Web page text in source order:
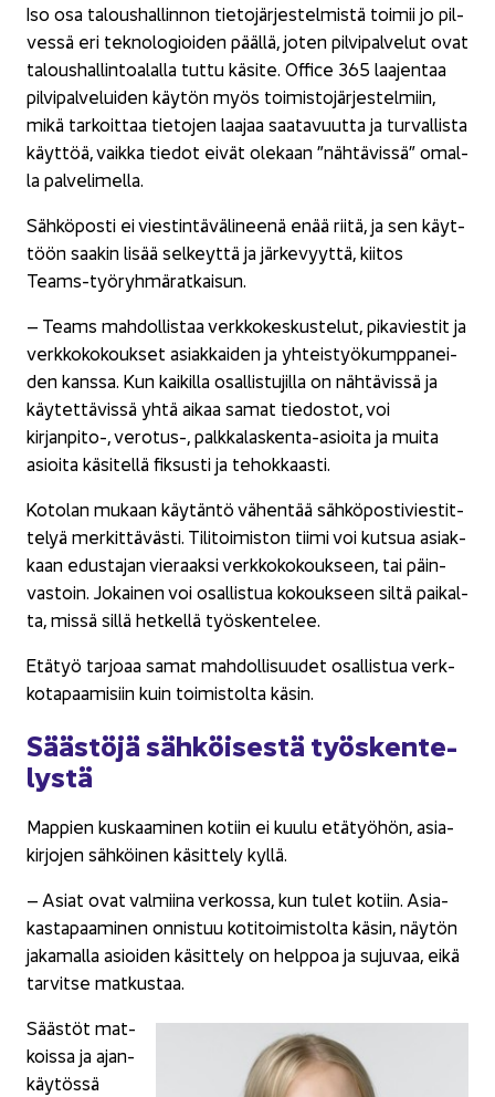
Iso osa ta­lous­hal­lin­non tie­to­jär­jes­tel­mis­tä toi­mii jo pil­
ves­sä eri tek­no­lo­gioi­den pääl­lä, joten pil­vi­pal­ve­lut ovat
ta­lous­hal­lin­toa­lal­la tuttu kä­si­te. Of­fice 365 laa­jen­taa
pil­vi­pal­ve­lui­den käy­tön myös toi­mis­to­jär­jes­tel­miin,
mikä tar­koit­taa tie­to­jen laa­jaa saa­ta­vuut­ta ja tur­val­lis­ta
käyt­töä, vaik­ka tie­dot eivät ole­kaan ”näh­tä­vis­sä” omal­
la pal­ve­li­mel­la.
Säh­kö­pos­ti ei vies­tin­tä­vä­li­nee­nä enää riitä, ja sen käyt­
töön saa­kin lisää sel­keyt­tä ja jär­ke­vyyt­tä, kii­tos
Teams-​työryhmäratkaisun.
– Teams mah­dol­lis­taa verk­ko­kes­kus­te­lut, pi­ka­vies­tit ja
verk­ko­ko­kouk­set asiak­kai­den ja yh­teis­työ­kump­pa­nei­
den kans­sa. Kun kai­kil­la osal­lis­tu­jil­la on näh­tä­vis­sä ja
käy­tet­tä­vis­sä yhtä aikaa samat tie­dos­tot, voi
kirjanpito-​, verotus-​, palkkalaskenta-​asioita ja muita
asioi­ta kä­si­tel­lä fik­sus­ti ja te­hok­kaas­ti.
Ko­to­lan mu­kaan käy­tän­tö vä­hen­tää säh­kö­pos­ti­vies­tit­
te­lyä mer­kit­tä­väs­ti. Ti­li­toi­mis­ton tiimi voi kut­sua asiak­
kaan edus­ta­jan vie­raak­si verk­ko­ko­kouk­seen, tai päin­
vas­toin. ­Jokainen voi osal­lis­tua ko­kouk­seen siltä pai­kal­
ta, missä sillä het­kel­lä työs­ken­te­lee.
Etä­työ tar­jo­aa samat mah­dol­li­suu­det osal­lis­tua verk­
ko­ta­paa­mi­siin kuin toi­mis­tol­ta käsin.
Sääs­tö­jä säh­köi­ses­tä työs­ken­te­
lys­tä
Map­pien kus­kaa­mi­nen ko­tiin ei kuulu etä­työ­hön, asia­
kir­jo­jen säh­köi­nen kä­sit­te­ly kyllä.
– Asiat ovat val­mii­na ver­kos­sa, kun tulet ko­tiin. Asia­
kas­ta­paa­mi­nen on­nis­tuu ko­ti­toi­mis­tol­ta käsin, näy­tön
ja­ka­mal­la asioi­den kä­sit­te­ly on help­poa ja su­ju­vaa, eikä
tar­vit­se mat­kus­taa.
Sääs­töt mat­
kois­sa ja ajan­
käy­tös­sä